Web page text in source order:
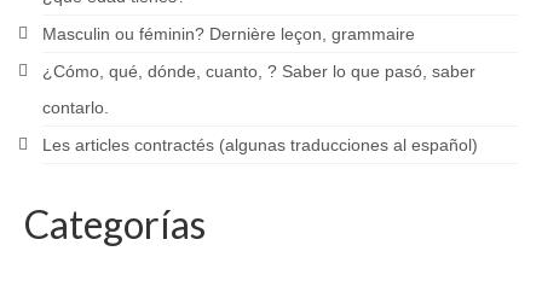
Masculin ou féminin? Dernière leçon, grammaire
¿Cómo, qué, dónde, cuanto, ? Saber lo que pasó, saber
contarlo.
Les articles contractés (algunas traducciones al español)
Categorías